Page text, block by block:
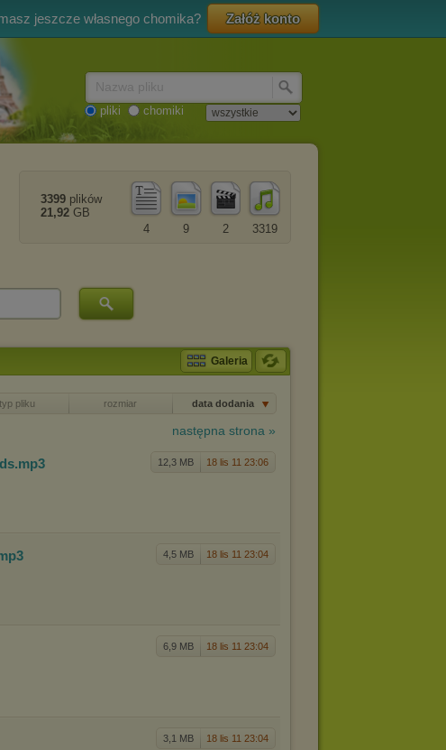
jeszcze własnego chomika? Załóż konto
pliki chomiki
3319
2
9
4
3399 plików
21,92 GB
Galeria
typ pliku rozmiar data dodania
następna strona »
12,3 MB 18 lis 11 23:06
.mp3
4,5 MB 18 lis 11 23:04
6,9 MB 18 lis 11 23:04
3,1 MB 18 lis 11 23:04